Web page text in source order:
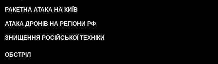
РАКЕТНА АТАКА НА КИЇВ
АТАКА ДРОНІВ НА РЕГІОНИ РФ
ЗНИЩЕННЯ РОСІЙСЬКОЇ ТЕХНІКИ
ОБСТРІЛ